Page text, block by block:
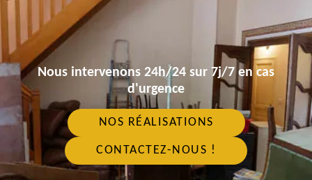
Nous intervenons 24h/24 sur 7j/7 en cas
d'urgence
NOS RÉALISATIONS
CONTACTEZ-NOUS !